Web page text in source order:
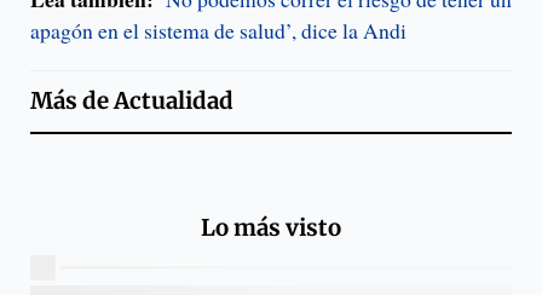
apagón en el sistema de salud’, dice la Andi
Más deActualidad
Lo más visto